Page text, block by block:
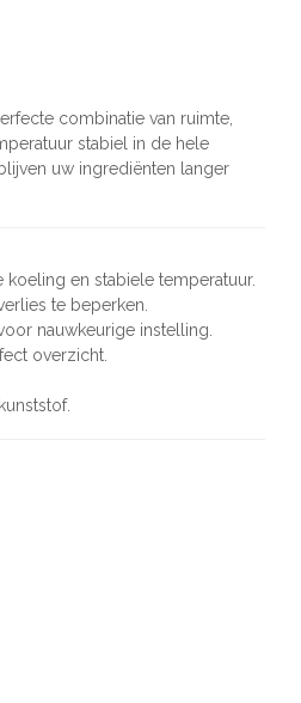
combinatie van ruimte,
stabiel in de hele
uw ingrediënten langer
en stabiele temperatuur.
te beperken.
nauwkeurige instelling.
overzicht.